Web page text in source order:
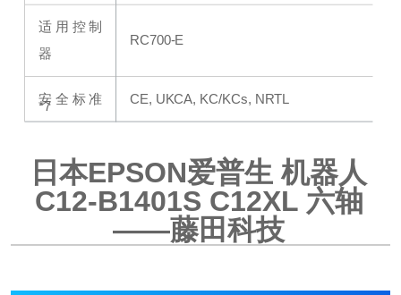
适用控制
器
RC700-E
安全标准
*7 CE, UKCA, KC/KCs, NRTL
日本EPSON爱普生 机器人
C12-B1401S C12XL六轴
——藤田科技